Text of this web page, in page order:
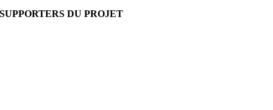
SUPPORTERS DU PROJET